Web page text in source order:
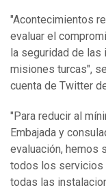
"Acontecimientos
evaluar el
la seguridad de
misiones turcas",
cuenta de Twitter
"Para reducir al
Embajada y
evaluación, hemos
todos los servicios
todas las